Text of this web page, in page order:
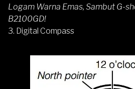
Logam Warna Emas, Sambut G-
B2100GD!
3. Digital Compass